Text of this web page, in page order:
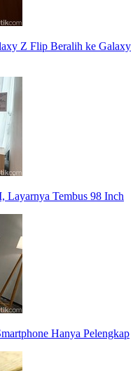
Z Flip Beralih ke Galaxy
Tembus 98 Inch
Hanya Pelengkap